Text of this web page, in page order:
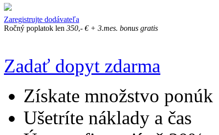
Zaregistrujte dodávateľa
Ročný poplatok len 350,- € + 3.mes. bonus gratis
Zadať dopyt zdarma
Získate množstvo ponúk
Ušetríte náklady a čas